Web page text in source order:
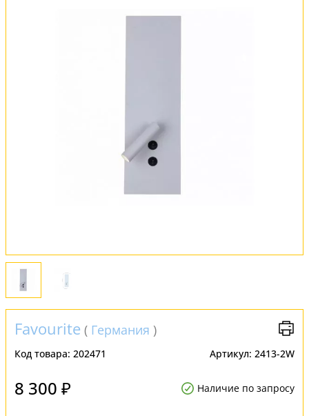
Favourite ( Германия )
Код товара: 202471 Артикул: 2413-2W
8 300 ₽ Наличие по запросу